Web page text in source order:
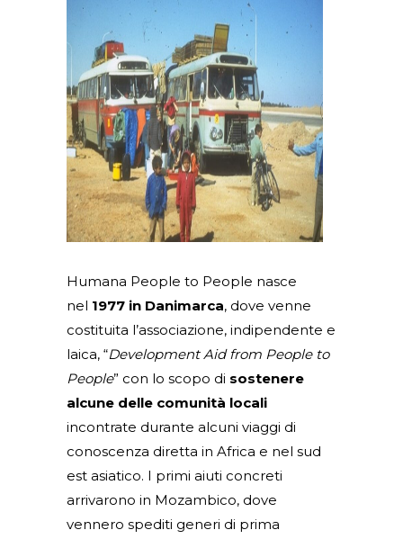
Humana People to People nasce
nel 1977 in Danimarca, dove venne
costituita l’associazione, indipendente e
laica, “Development Aid from People to
People” con lo scopo di sostenere
alcune delle comunità locali
incontrate durante alcuni viaggi di
conoscenza diretta in Africa e nel sud
est asiatico. I primi aiuti concreti
arrivarono in Mozambico, dove
vennero spediti generi di prima